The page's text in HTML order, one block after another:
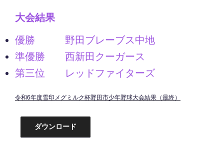
大会結果
優勝 野田ブレーブス中地
準優勝 西新田クーガース
第三位 レッドファイターズ
令和6年度雪印メグミルク杯野田市少年野球大会結果（最終）
ダウンロード